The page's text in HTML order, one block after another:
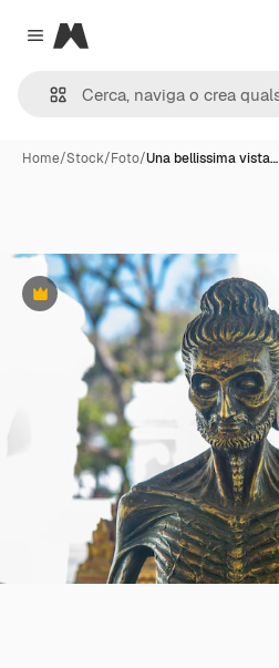
Close menu
Magnific
Home/Stock/Foto/Una bellissima vista…
Premium